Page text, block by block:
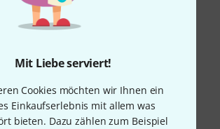
Mit Liebe serviert!
Cookies möchten wir Ihnen ein
Einkaufserlebnis mit allem was
bieten. Dazu zählen zum Beispiel
und kurze Fingernägel.
Teilchen das ich aber zurückgeschickt
erwähnt die Saiten schlecht zupfen